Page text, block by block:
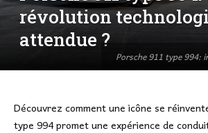
Porsche 911 type 994:
révolution
attendue ?
Découvrez comment une icône se
type 994 promet une expérience de